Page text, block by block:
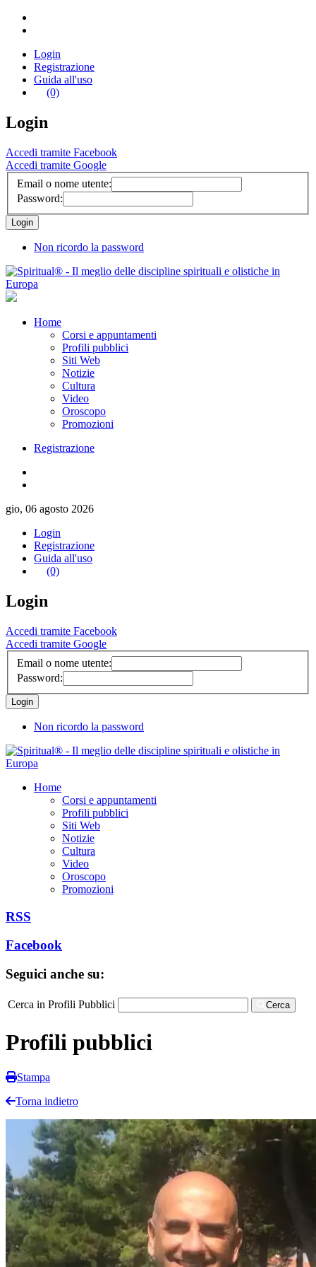
Login
Registrazione
Guida all'uso
(0)
Login
Accedi tramite Facebook
Accedi tramite Google
Email o nome utente:
Password:
Non ricordo la password
Home
Corsi e appuntamenti
Profili pubblici
Siti Web
Notizie
Cultura
Video
Oroscopo
Promozioni
Registrazione
gio, 06 agosto 2026
Login
Registrazione
Guida all'uso
(0)
Login
Accedi tramite Facebook
Accedi tramite Google
Email o nome utente:
Password:
Non ricordo la password
Home
Corsi e appuntamenti
Profili pubblici
Siti Web
Notizie
Cultura
Video
Oroscopo
Promozioni
RSS
Facebook
Seguici anche su:
Cerca in Profili Pubblici Cerca
Profili pubblici
Stampa
Torna indietro